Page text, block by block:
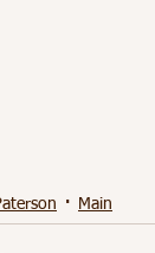
Main